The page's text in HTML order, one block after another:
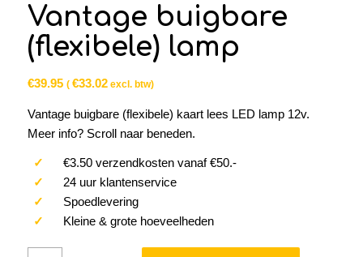
Vantage buigbare
(flexibele) lamp
€39.95 ( €33.02excl. btw)
Vantage buigbare (flexibele) kaart lees LED lamp 12v.
Meer info? Scroll naar beneden.
✓ €3.50 verzendkosten vanaf €50.-
✓ 24 uur klantenservice
✓ Spoedlevering
✓ Kleine & grote hoeveelheden